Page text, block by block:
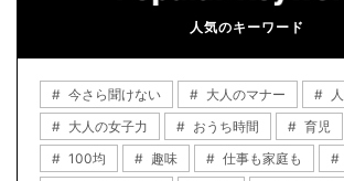
人気のキーワード
今さら聞けない 大人のマナー
大人の女子力
おうち時間 育児
100均
趣味 仕事も家庭も